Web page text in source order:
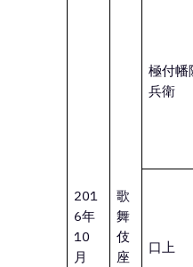
201
6年
10
月
歌
舞
伎
座
極付幡
兵衛
口上